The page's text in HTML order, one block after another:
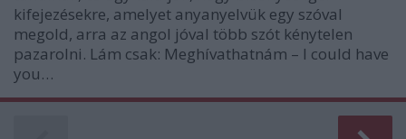
kifejezésekre, amelyet anya­nyelvük egy szóval
megold, arra az angol jóval több szót kénytelen
pazarolni. Lám csak: Meghívathatnám – I could have
you…